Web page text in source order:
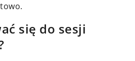
się do sesji